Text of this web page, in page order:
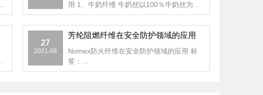
用 1、牛奶纤维 牛奶丝以100％牛奶丝为原
材料，是继代天...
27
2021-08
芳纶阻燃纤维在安全防护领域的应用
Nomex防火纤维在安全防护领域的应用 标
签：...